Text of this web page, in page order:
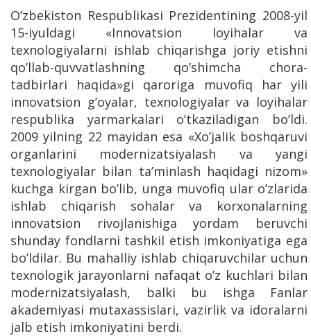
O’zbekiston Respublikasi Prezidentining 2008-yil
15-iyuldagi «Innovatsion loyihalar va
texnologiyalarni ishlab chiqarishga joriy etishni
qo’llab-quvvatlashning qo’shimcha chora-
tadbirlari haqida»gi qaroriga muvofiq har yili
innovatsion g’oyalar, texnologiyalar va loyihalar
respublika yarmarkalari o’tkaziladigan bo’ldi.
2009 yilning 22 mayidan esa «Xo’jalik boshqaruvi
organlarini modernizatsiyalash va yangi
texnologiyalar bilan ta’minlash haqidagi nizom»
kuchga kirgan bo’lib, unga muvofiq ular o’zlarida
ishlab chiqarish sohalar va korxonalarning
innovatsion rivojlanishiga yordam beruvchi
shunday fondlarni tashkil etish imkoniyatiga ega
bo’ldilar. Bu mahalliy ishlab chiqaruvchilar uchun
texnologik jarayonlarni nafaqat o’z kuchlari bilan
modernizatsiyalash, balki bu ishga Fanlar
akademiyasi mutaxassislari, vazirlik va idoralarni
jalb etish imkoniyatini berdi.